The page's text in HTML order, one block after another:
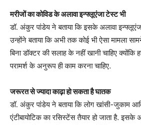
मरीजों का कोविड के अलावा इन्फ्लूएंजा टेस्ट भी
डॉ. अंकुर पांडेय ने बताया कि इसके अलावा
उन्होंने बताया कि अभी तक कोई भी ऐसा मामला
बिना डॉक्टर की सलाह के नहीं खानी चाहिए
परामर्श के अनुरूप ही काम करना चाहिए.
जरूरत से ज्यादा काढ़ा हो सकता है घातक
डॉ. अंकुर पांडेय ने बताया कि लोग खांसी-जुकाम
एंटीबायोटिक का रसिस्टेंस तैयार हो जाता है.